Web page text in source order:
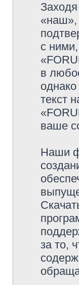
«наш»,
с
в
текст
ваше
Наши
за то,